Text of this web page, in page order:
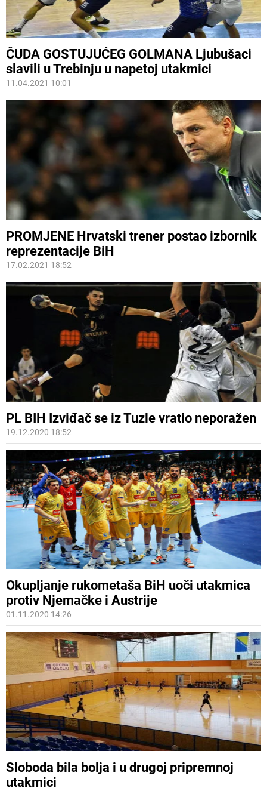
ČUDA GOSTUJUĆEG GOLMANA Ljubušaci
slavili u Trebinju u napetoj utakmici
11.04.2021 10:01
PROMJENE Hrvatski trener postao izbornik
reprezentacije BiH
17.02.2021 18:52
PL BIH Izviđač se iz Tuzle vratio neporažen
19.12.2020 18:52
Okupljanje rukometaša BiH uoči utakmica
protiv Njemačke i Austrije
01.11.2020 14:26
Sloboda bila bolja i u drugoj pripremnoj
utakmici